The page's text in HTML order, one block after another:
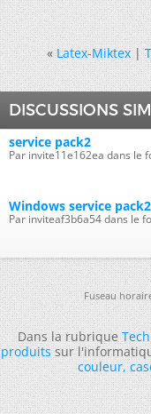
« Latex-Miktex|
DISCUSSIONS
service pack2
Par invite11e162ea dans le
Windows service pack2
Par inviteaf3b6a54 dans le
Fuseau
Dans la rubriqueTech
produitssur
couleur,